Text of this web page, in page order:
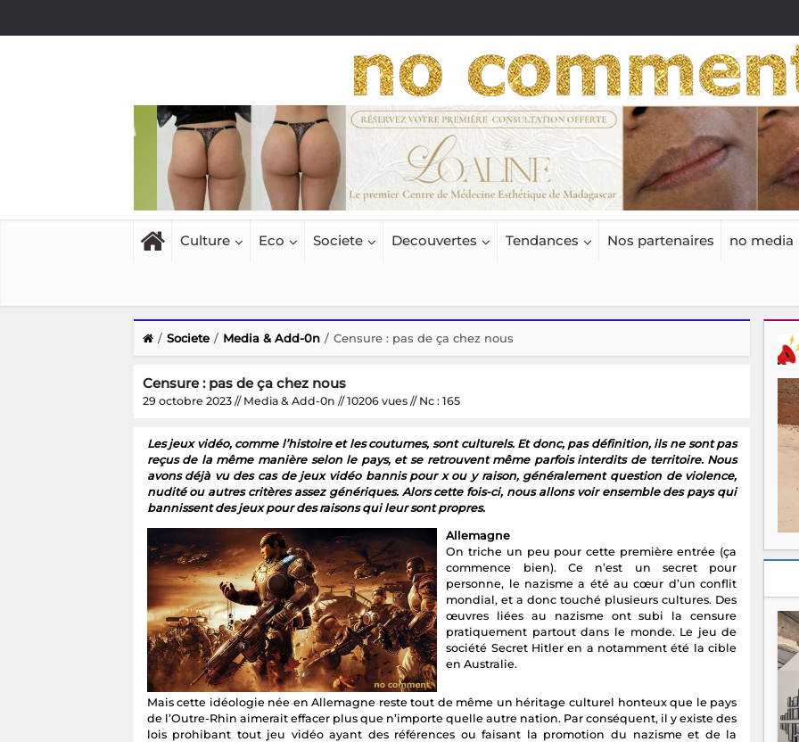
Culture Eco Societe Decouvertes Tendances Nos partenaires no media
Societe Media & Add-0n Censure : pas de ça chez nous
Censure : pas de ça chez nous
29 octobre 2023 // Media & Add-0n // 10206 vues // Nc : 165
Les jeux vidéo, comme l’histoire et les coutumes, sont culturels. Et donc, pas définition, ils ne sont pas
reçus de la même manière selon le pays, et se retrouvent même parfois interdits de territoire. Nous
avons déjà vu des cas de jeux vidéo bannis pour x ou y raison, généralement question de violence,
nudité ou autres critères assez génériques. Alors cette fois-ci, nous allons voir ensemble des pays qui
bannissent des jeux pour des raisons qui leur sont propres.
Allemagne
On triche un peu pour cette première entrée (ça
commence bien). Ce n’est un secret pour
personne, le nazisme a été au cœur d’un conflit
mondial, et a donc touché plusieurs cultures. Des
œuvres liées au nazisme ont subi la censure
pratiquement partout dans le monde. Le jeu de
société Secret Hitler en a notamment été la cible
en Australie.
Mais cette idéologie née en Allemagne reste tout de même un héritage culturel honteux que le pays
de l’Outre-Rhin aimerait effacer plus que n’importe quelle autre nation. Par conséquent, il y existe des
lois prohibant tout jeu vidéo ayant des références ou faisant la promotion du nazisme et de la